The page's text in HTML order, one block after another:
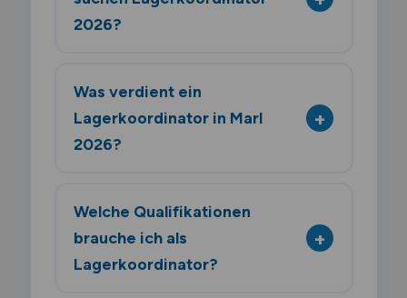
2026?
Was verdient ein
Lagerkoordinator in Marl
2026?
Welche Qualifikationen
brauche ich als
Lagerkoordinator?